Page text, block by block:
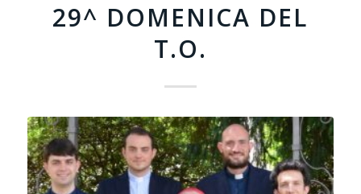
29^ DOMENICA DEL
T.O.